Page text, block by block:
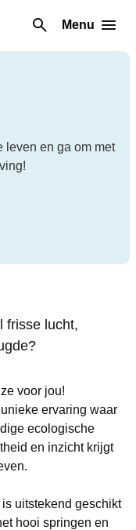
Menu
leven en ga om met
frisse lucht,
voor jou!
ervaring waar
ecologische
en inzicht krijgt
uitstekend geschikt
hooi springen en